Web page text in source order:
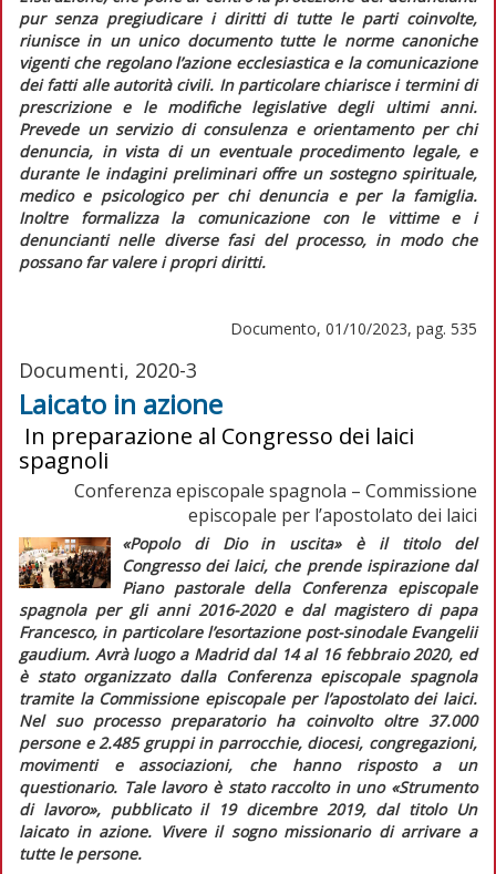
pur senza pregiudicare i diritti di tutte le parti coinvolte,
riunisce in un unico documento tutte le norme canoniche
vigenti che regolano l’azione ecclesiastica e la comunicazione
dei fatti alle autorità civili. In particolare chiarisce i termini di
prescrizione e le modifiche legislative degli ultimi anni.
Prevede un servizio di consulenza e orientamento per chi
denuncia, in vista di un eventuale procedimento legale, e
durante le indagini preliminari offre un sostegno spirituale,
medico e psicologico per chi denuncia e per la famiglia.
Inoltre formalizza la comunicazione con le vittime e i
denuncianti nelle diverse fasi del processo, in modo che
possano far valere i propri diritti.
Documento, 01/10/2023, pag. 535
Documenti, 2020-3
Laicato in azione
In preparazione al Congresso dei laici
spagnoli
Conferenza episcopale spagnola – Commissione
episcopale per l’apostolato dei laici
«Popolo di Dio in uscita»è il titolo del
Congresso dei laici, che prende ispirazione dal
Piano pastorale della Conferenza episcopale
spagnola per gli anni 2016-2020 e dal magistero di papa
Francesco, in particolare l’esortazione post-sinodale Evangelii
gaudium. Avrà luogo a Madrid dal 14 al 16 febbraio 2020, ed
è stato organizzato dalla Conferenza episcopale spagnola
tramite la Commissione episcopale per l’apostolato dei laici.
Nel suo processo preparatorio ha coinvolto oltre 37.000
persone e 2.485 gruppi in parrocchie, diocesi, congregazioni,
movimenti e associazioni, che hanno risposto a un
questionario. Tale lavoro è stato raccolto in uno «Strumento
di lavoro», pubblicato il 19 dicembre 2019, dal titolo Un
laicato in azione. Vivere il sogno missionario di arrivare a
tutte le persone.